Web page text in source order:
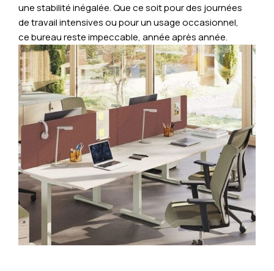
une stabilité inégalée. Que ce soit pour des journées
de travail intensives ou pour un usage occasionnel,
ce bureau reste impeccable, année après année.